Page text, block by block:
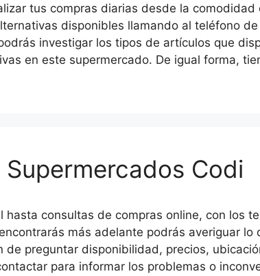
tus compras diarias desde la comodidad
disponibles llamando al teléfono
investigar los tipos de artículos que
en este supermercado. De igual forma,
Codi
hasta consultas de compras online, con los
más adelante podrás averiguar lo
de preguntar disponibilidad, precios,
para informar los problemas o